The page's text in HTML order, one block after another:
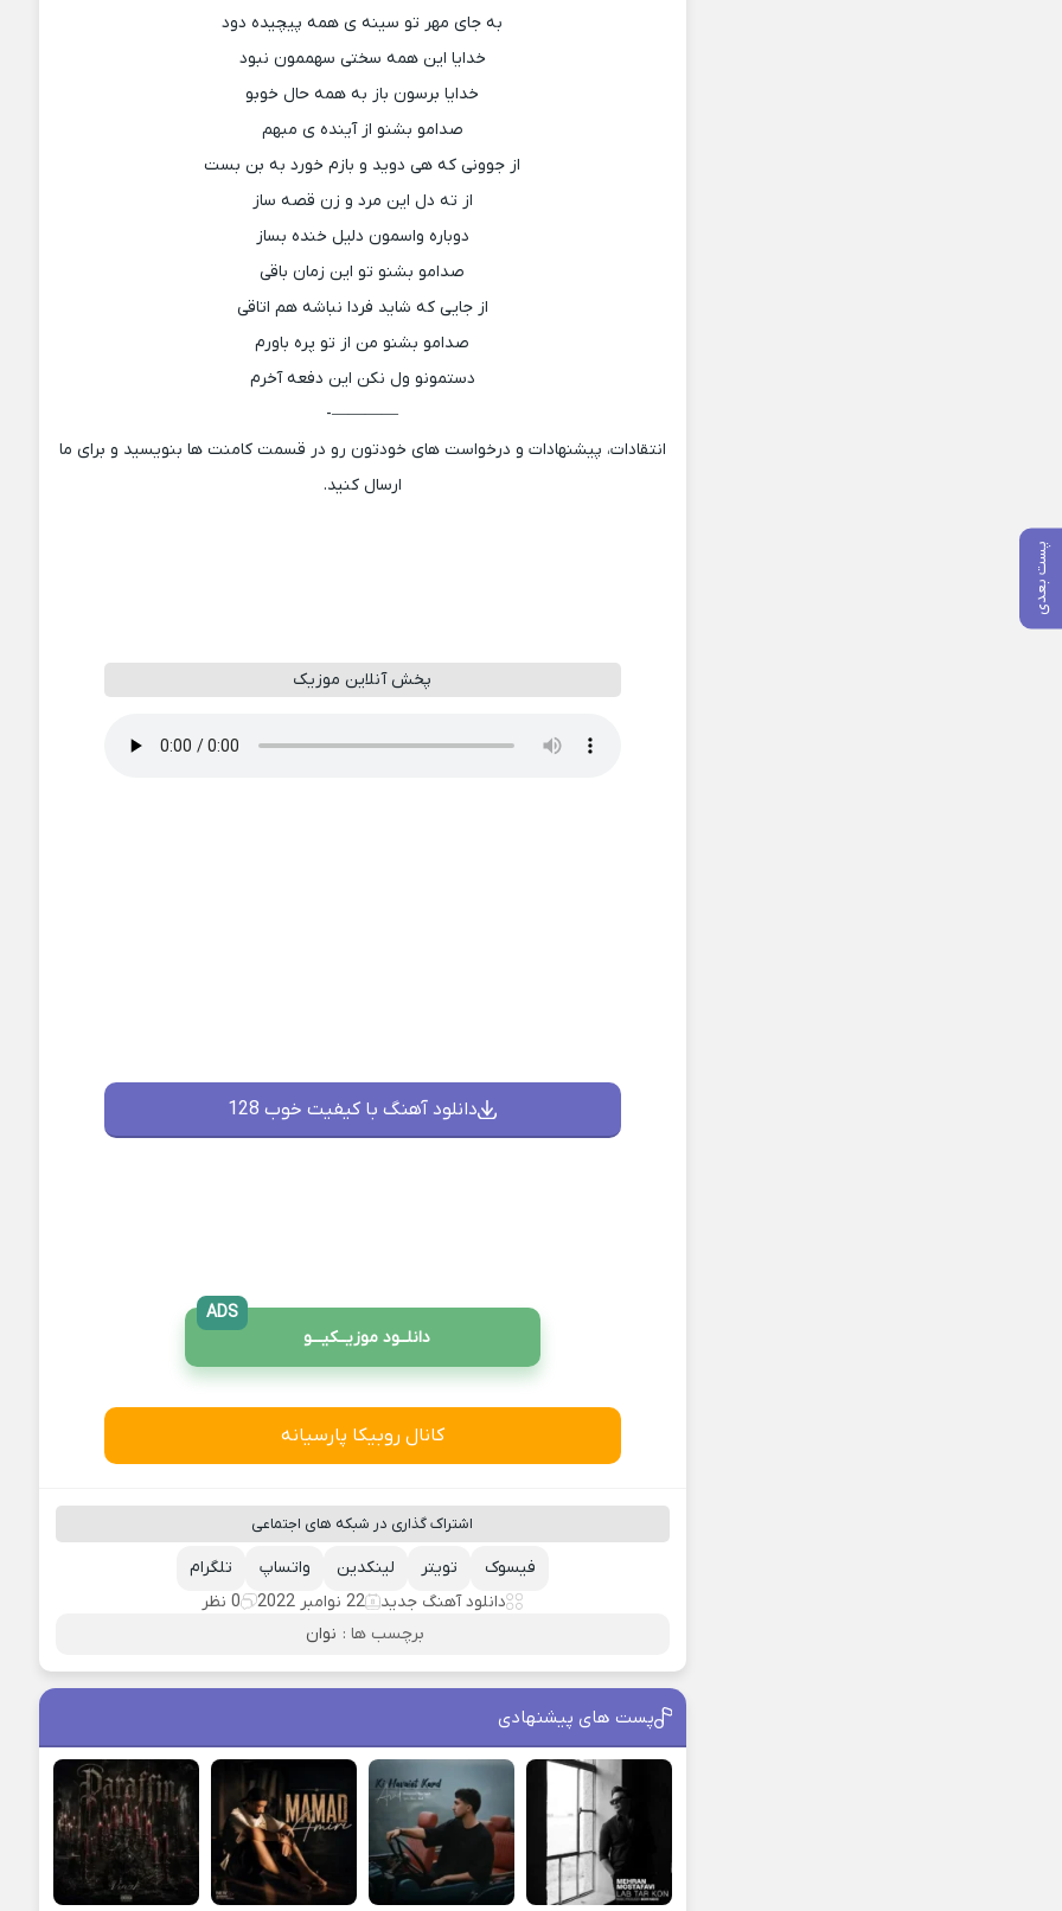
پست بعدی
به جای مهر تو سینه ی همه پیچیده دود
خدایا این همه سختی سهممون نبود
خدایا برسون باز به همه حال خوبو
صدامو بشنو از آینده ی مبهم
از جوونی که هی دوید و بازم خورد به بن بست
از ته دل این مرد و زن قصه ساز
دوباره واسمون دلیل خنده بساز
صدامو بشنو تو این زمان باقی
از جایی که شاید فردا نباشه هم اتاقی
صدامو بشنو من از تو پره باورم
دستمونو ول نکن این دفعه آخرم
————-
انتقادات، پیشنهادات و درخواست های خودتون رو در قسمت کامنت ها بنویسید و برای ما
ارسال کنید.
پخش آنلاین موزیک
دانلود آهنگ با کیفیت خوب 128
دانلــود موزیــکیـــو
ADS
کانال روبیکا پارسیانه
اشتراک گذاری در شبکه های اجتماعی
تلگرام واتساپ لینکدین تویتر
فیسوک
دانلود آهنگ جدید
22 نوامبر 2022
0 نظر
برچسب ها : نوان
پست های پیشنهادی